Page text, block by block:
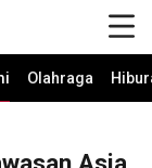
Olahraga